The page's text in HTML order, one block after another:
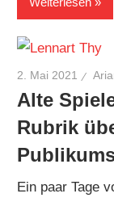
2. Mai 2021
Alte
Rubrik
Ein paar Tage